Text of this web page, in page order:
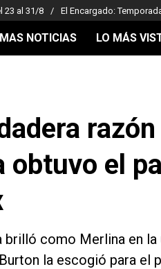
23 al 31/8 El Encargado:
NOTICIAS LO MÁS
obtuvo el
brilló como Merlina en
la escogió para el